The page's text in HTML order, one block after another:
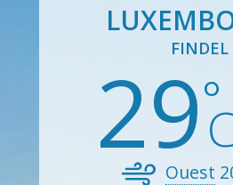
FINDEL
29
Ouest